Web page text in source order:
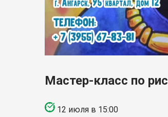
Мастер-класс по
12 июля в 15:00